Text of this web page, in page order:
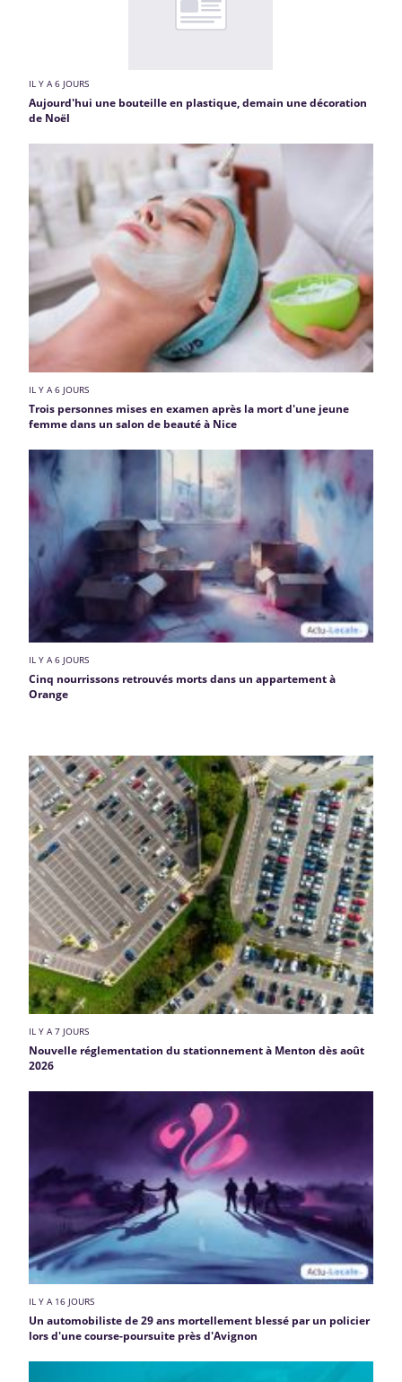
IL Y A 6 JOURS
Aujourd'hui une bouteille en plastique, demain une décoration
de Noël
IL Y A 6 JOURS
Trois personnes mises en examen après la mort d'une jeune
femme dans un salon de beauté à Nice
IL Y A 6 JOURS
Cinq nourrissons retrouvés morts dans un appartement à
Orange
IL Y A 7 JOURS
Nouvelle réglementation du stationnement à Menton dès août
2026
IL Y A 16 JOURS
Un automobiliste de 29 ans mortellement blessé par un policier
lors d'une course-poursuite près d'Avignon